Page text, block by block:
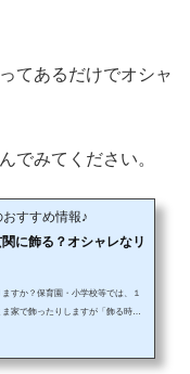
てあるだけでオシャ
でみてください。
すすめ情報♪
に飾る？オシャレなリ
すか？保育園・小学校等では、１
家で飾ったりしますが「飾る時期
（英：Christmas）は「キリストの